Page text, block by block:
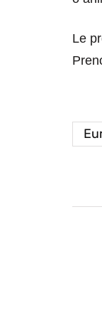
Le